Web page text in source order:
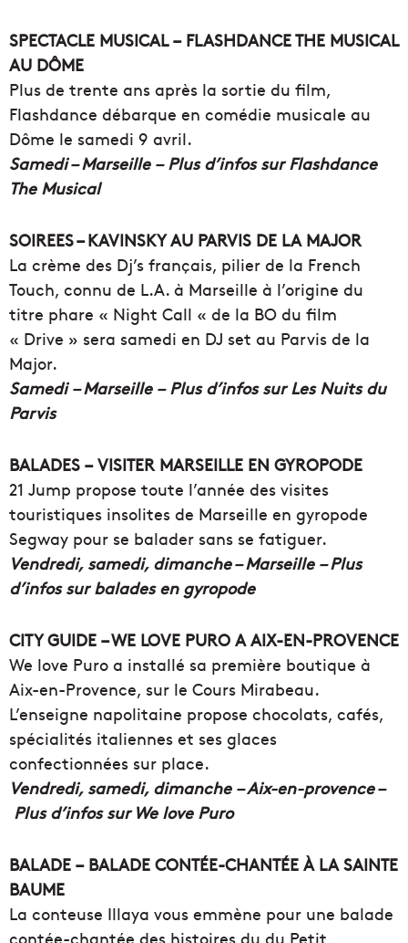
SPECTACLE MUSICAL – FLASHDANCE THE MUSICAL
AU DÔME
Plus de trente ans après la sortie du film,
Flashdance débarque en comédie musicale au
Dôme le samedi 9 avril.
Samedi – Marseille – Plus d’infos sur Flashdance
The Musical
SOIREES – KAVINSKY AU PARVIS DE LA MAJOR
La crème des Dj’s français, pilier de la French
Touch, connu de L.A. à Marseille à l’origine du
titre phare « Night Call « de la BO du film
« Drive » sera samedi en DJ set au Parvis de la
Major.
Samedi– Marseille – Plus d’infos sur Les Nuits du
Parvis
BALADES – VISITER MARSEILLE EN GYROPODE
21 Jump propose toute l’année des visites
touristiques insolites de Marseille en gyropode
Segway pour se balader sans se fatiguer.
Vendredi, samedi, dimanche – Marseille – Plus
d’infos sur balades en gyropode
CITY GUIDE – WE LOVE PURO A AIX-EN-PROVENCE
We love Puro a installé sa première boutique à
Aix-en-Provence, sur le Cours Mirabeau.
L’enseigne napolitaine propose chocolats, cafés,
spécialités italiennes et ses glaces
confectionnées sur place.
Vendredi, samedi, dimanche – Aix-en-provence –
Plus d’infos sur We love Puro
BALADE – BALADE CONTÉE-CHANTÉE À LA SAINTE
BAUME
La conteuse Illaya vous emmène pour une balade
contée-chantée des histoires du du Petit